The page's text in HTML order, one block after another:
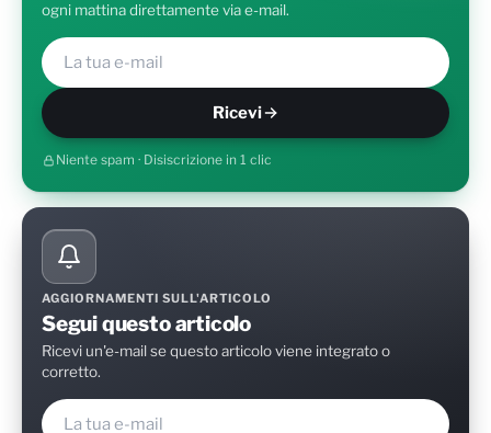
ogni mattina direttamente via e-mail.
Ricevi
Niente spam · Disiscrizione in 1 clic
AGGIORNAMENTI SULL'ARTICOLO
Segui questo articolo
Ricevi un'e-mail se questo articolo viene integrato o
corretto.